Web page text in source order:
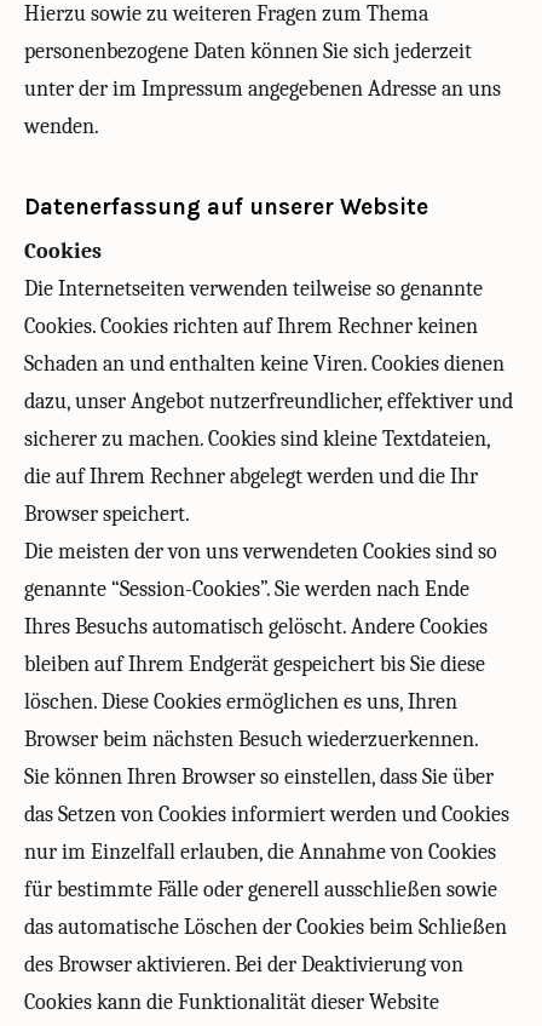
Hierzu sowie zu weiteren Fragen zum Thema
personenbezogene Daten können Sie sich jederzeit
unter der im Impressum angegebenen Adresse an uns
wenden.
Datenerfassung auf unserer Website
Cookies
Die Internetseiten verwenden teilweise so genannte
Cookies. Cookies richten auf Ihrem Rechner keinen
Schaden an und enthalten keine Viren. Cookies dienen
dazu, unser Angebot nutzerfreundlicher, effektiver und
sicherer zu machen. Cookies sind kleine Textdateien,
die auf Ihrem Rechner abgelegt werden und die Ihr
Browser speichert.
Die meisten der von uns verwendeten Cookies sind so
genannte “Session-Cookies”. Sie werden nach Ende
Ihres Besuchs automatisch gelöscht. Andere Cookies
bleiben auf Ihrem Endgerät gespeichert bis Sie diese
löschen. Diese Cookies ermöglichen es uns, Ihren
Browser beim nächsten Besuch wiederzuerkennen.
Sie können Ihren Browser so einstellen, dass Sie über
das Setzen von Cookies informiert werden und Cookies
nur im Einzelfall erlauben, die Annahme von Cookies
für bestimmte Fälle oder generell ausschließen sowie
das automatische Löschen der Cookies beim Schließen
des Browser aktivieren. Bei der Deaktivierung von
Cookies kann die Funktionalität dieser Website